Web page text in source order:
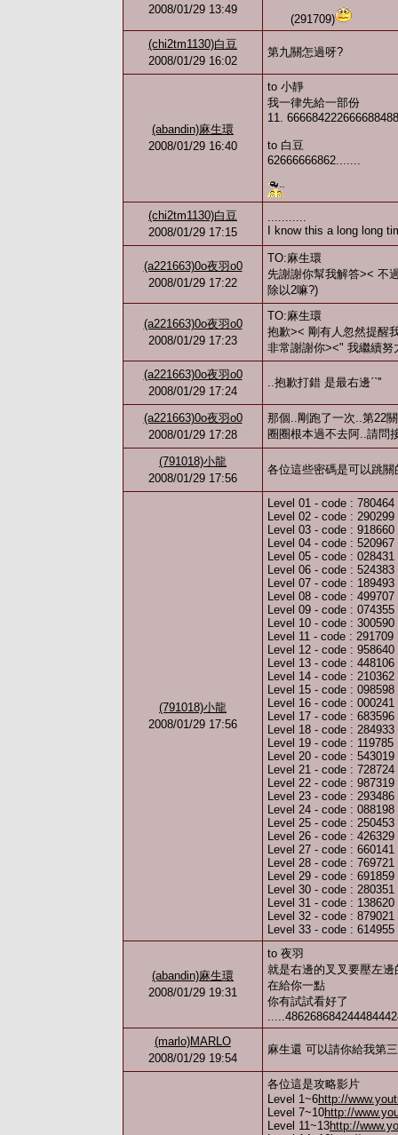
2008/01/29 13:49
(291709)
(chi2tm1130)白豆
2008/01/29 16:02
第九關怎過呀?
(abandin)麻生環
2008/01/29 16:40
to 小靜
我一律先給一部份
11.
to 白豆
62666666862.......
(chi2tm1130)白豆
2008/01/29 17:15
...........
I know this a long long
(a221663)0o夜羽o0
2008/01/29 17:22
TO:麻生環
先謝謝你幫我解答>< 不
除以2嘛?)
(a221663)0o夜羽o0
2008/01/29 17:23
TO:麻生環
抱歉>< 剛有人忽然提醒
非常謝謝你><" 我繼續努
(a221663)0o夜羽o0
2008/01/29 17:24
..抱歉打錯 是最右邊ˊˋ''
(a221663)0o夜羽o0
2008/01/29 17:28
那個..剛跑了一次..第22
圈圈根本過不去阿..請問
(791018)小龍
2008/01/29 17:56
各位這些密碼是可以跳關
(791018)小龍
2008/01/29 17:56
Level 01 - code : 780464
Level 02 - code : 290299
Level 03 - code : 918660
Level 04 - code : 520967
Level 05 - code : 028431
Level 06 - code : 524383
Level 07 - code : 189493
Level 08 - code : 499707
Level 09 - code : 074355
Level 10 - code : 300590
Level 11 - code : 291709
Level 12 - code : 958640
Level 13 - code : 448106
Level 14 - code : 210362
Level 15 - code : 098598
Level 16 - code : 000241
Level 17 - code : 683596
Level 18 - code : 284933
Level 19 - code : 119785
Level 20 - code : 543019
Level 21 - code : 728724
Level 22 - code : 987319
Level 23 - code : 293486
Level 24 - code : 088198
Level 25 - code : 250453
Level 26 - code : 426329
Level 27 - code : 660141
Level 28 - code : 769721
Level 29 - code : 691859
Level 30 - code : 280351
Level 31 - code : 138620
Level 32 - code : 879021
Level 33 - code : 614955
(abandin)麻生環
2008/01/29 19:31
to 夜羽
就是右邊的叉叉要壓左邊
在給你一點
你有試試看好了
(marlo)MARLO
2008/01/29 19:54
麻生還 可以請你給我第
各位這是攻略影片
Level 1~6http://
Level 7~10http://
Level 11~13http://